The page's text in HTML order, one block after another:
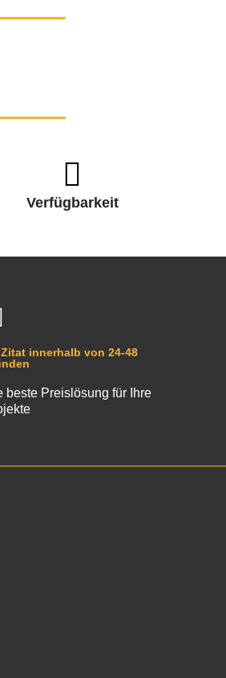
Verfügbarkeit
innerhalb von 24-48
beste Preislösung für Ihre